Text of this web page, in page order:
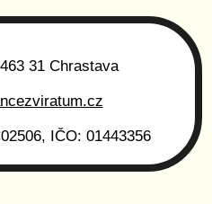
31 Chrastava
IČO: 01443356